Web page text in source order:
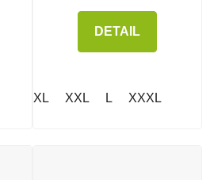
DETAIL
XL XXL L XXXL